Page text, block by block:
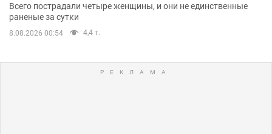
Всего пострадали четыре женщины, и они не единственные
раненые за сутки
8.08.2026 00:54 4,4 т.